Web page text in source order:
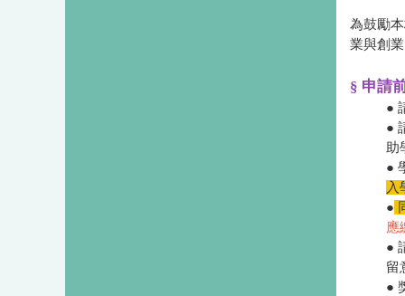
為鼓勵
業與創
§ 申請
●
●
助
●
入
●
應
●
留
●